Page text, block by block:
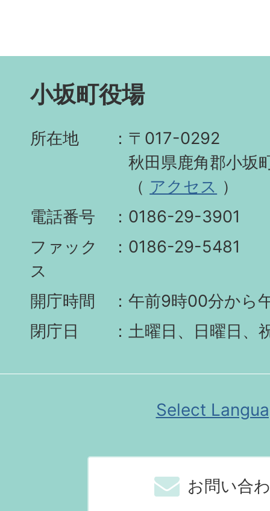
小坂町役場
所在地
〒017-0292
秋田県鹿角郡小坂
（ アクセス ）
電話番号
0186-29-3901
ファック
ス
0186-29-5481
開庁時間
午前9時00分から
閉庁日
土曜日、日曜日、
Select
お問い合